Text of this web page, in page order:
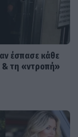
έσπασε κάθε
& τη «ντροπή»